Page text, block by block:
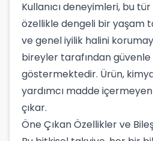
Kullanıcı deneyimleri, bu
özellikle dengeli bir yaşam
ve genel iyilik halini
bireyler tarafından
göstermektedir. Ürün,
yardımcı madde
çıkar.
Öne Çıkan Özellikler ve